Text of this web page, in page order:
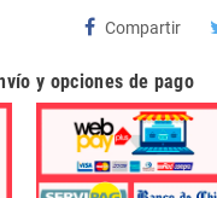
Compartir
y opciones de pago